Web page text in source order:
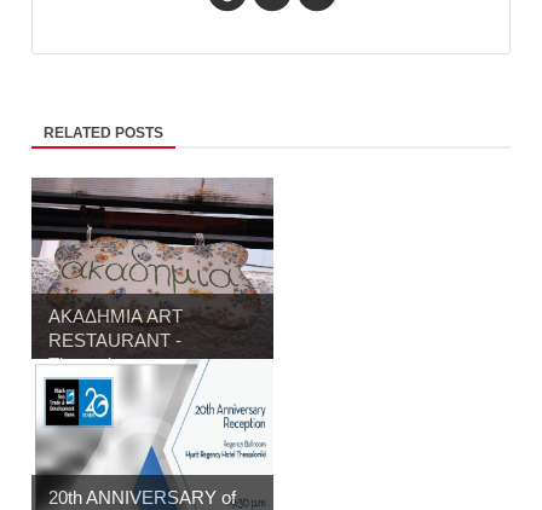
RELATED POSTS
ΑΚΑΔΗΜΙΑ ART
RESTAURANT -
Thessalon...
20th ANNIVERSARY of